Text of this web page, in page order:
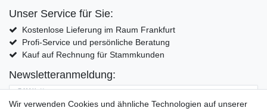
Unser Service für Sie:
Kostenlose Lieferung im Raum Frankfurt
Profi-Service und persönliche Beratung
Kauf auf Rechnung für Stammkunden
Newsletteranmeldung:
E-MAIL **
Wir verwenden Cookies und ähnliche Technologien auf unserer